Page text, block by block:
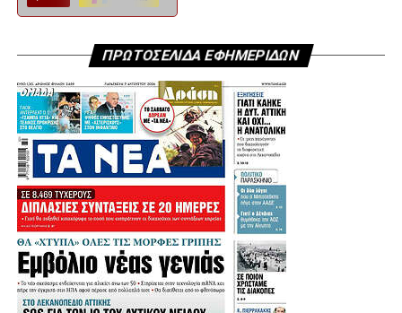
ΠΡΩΤΟΣΕΛΙΔΑ ΕΦΗΜΕΡΙΔΩΝ